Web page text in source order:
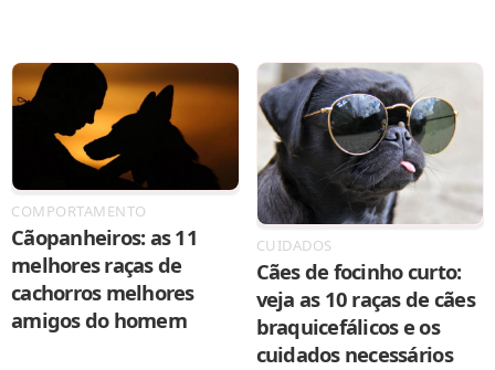
COMPORTAMENTO
Cãopanheiros: as 11
melhores raças de
cachorros melhores
amigos do homem
CUIDADOS
Cães de focinho curto:
veja as 10 raças de cães
braquicefálicos e os
cuidados necessários